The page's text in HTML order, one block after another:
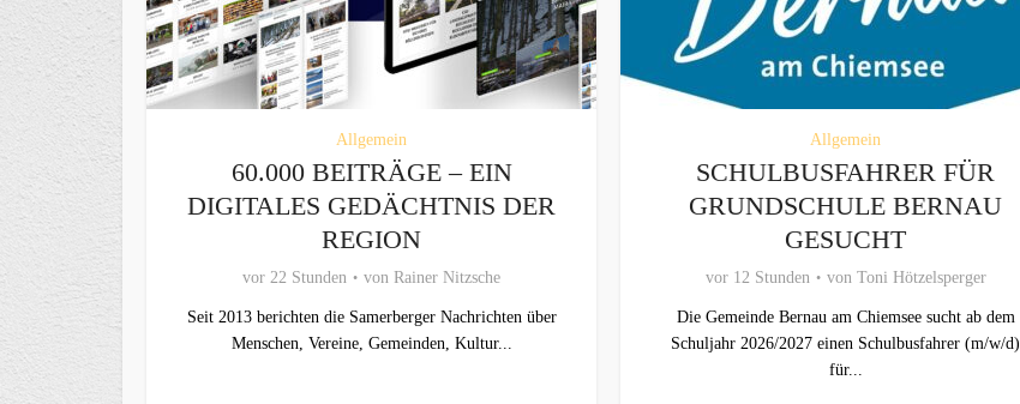
Allgemein
60.000 BEITRÄGE – EIN
DIGITALES GEDÄCHTNIS DER
REGION
vor 22 Stunden von Rainer Nitzsche
Seit 2013 berichten die Samerberger Nachrichten über
Menschen, Vereine, Gemeinden, Kultur...
Allgemein
SCHULBUSFAHRER FÜR
GRUNDSCHULE BERNAU
GESUCHT
vor 12 Stunden von Toni Hötzelsperger
Die Gemeinde Bernau am Chiemsee sucht ab dem
Schuljahr 2026/2027 einen Schulbusfahrer (m/w/d)
für...